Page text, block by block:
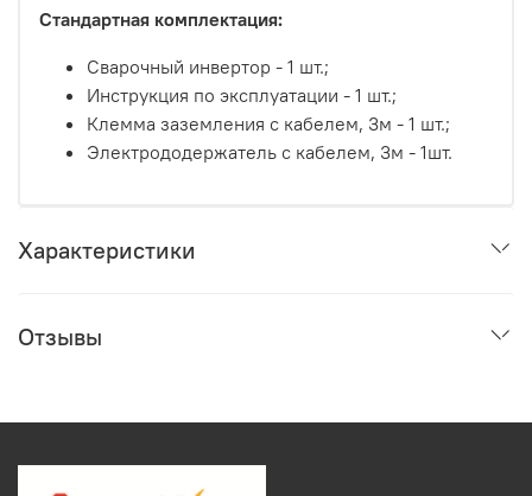
Стандартная комплектация:
Сварочный инвертор - 1 шт.;
Инструкция по эксплуатации - 1 шт.;
Клемма заземления с кабелем, 3м - 1 шт.;
Электрододержатель с кабелем, 3м - 1шт.
Характеристики
Отзывы